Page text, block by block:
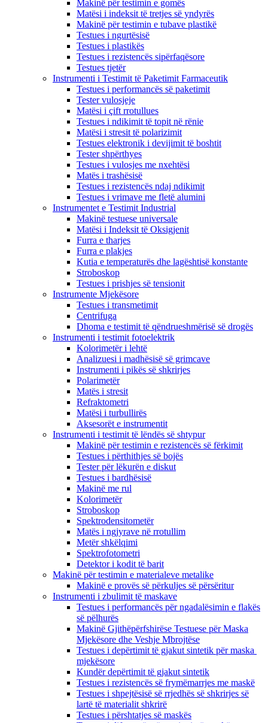
Makinë për testimin e gomës
Matësi i indeksit të tretjes së yndyrës
Makinë për testimin e tubave plastikë
Testues i ngurtësisë
Testues i plastikës
Testues i rezistencës sipërfaqësore
Testues tjetër
Instrumenti i Testimit të Paketimit Farmaceutik
Testues i performancës së paketimit
Tester vulosjeje
Matësi i çift rrotullues
Testues i ndikimit të topit në rënie
Matësi i stresit të polarizimit
Testues elektronik i devijimit të boshtit
Tester shpërthyes
Testues i vulosjes me nxehtësi
Matës i trashësisë
Testues i rezistencës ndaj ndikimit
Testues i vrimave me fletë alumini
Instrumentet e Testimit Industrial
Makinë testuese universale
Matësi i Indeksit të Oksigjenit
Furra e tharjes
Furra e plakjes
Kutia e temperaturës dhe lagështisë konstante
Stroboskop
Testues i prishjes së tensionit
Instrumente Mjekësore
Testues i transmetimit
Centrifuga
Dhoma e testimit të qëndrueshmërisë së drogës
Instrumenti i testimit fotoelektrik
Kolorimetër i lehtë
Analizuesi i madhësisë së grimcave
Instrumenti i pikës së shkrirjes
Polarimetër
Matës i stresit
Refraktometri
Matësi i turbullirës
Aksesorët e instrumentit
Instrumenti i testimit të lëndës së shtypur
Makinë për testimin e rezistencës së fërkimit
Testues i përthithjes së bojës
Tester për lëkurën e diskut
Testues i bardhësisë
Makinë me rul
Kolorimetër
Stroboskop
Spektrodensitometër
Matës i ngjyrave në rrotullim
Metër shkëlqimi
Spektrofotometri
Detektor i kodit të barit
Makinë për testimin e materialeve metalike
Makinë e provës së përkuljes së përsëritur
Instrumenti i zbulimit të maskave
Testues i performancës për ngadalësimin e flakës
së pëlhurës
Makinë Gjithëpërfshirëse Testuese për Maska
Mjekësore dhe Veshje Mbrojtëse
Testues i depërtimit të gjakut sintetik për maska ​​
mjekësore
Kundër depërtimit të gjakut sintetik
Testues i rezistencës së frymëmarrjes me maskë
Testues i shpejtësisë së rrjedhës së shkrirjes së
lartë të materialit shkrirë
Testues i përshtatjes së maskës